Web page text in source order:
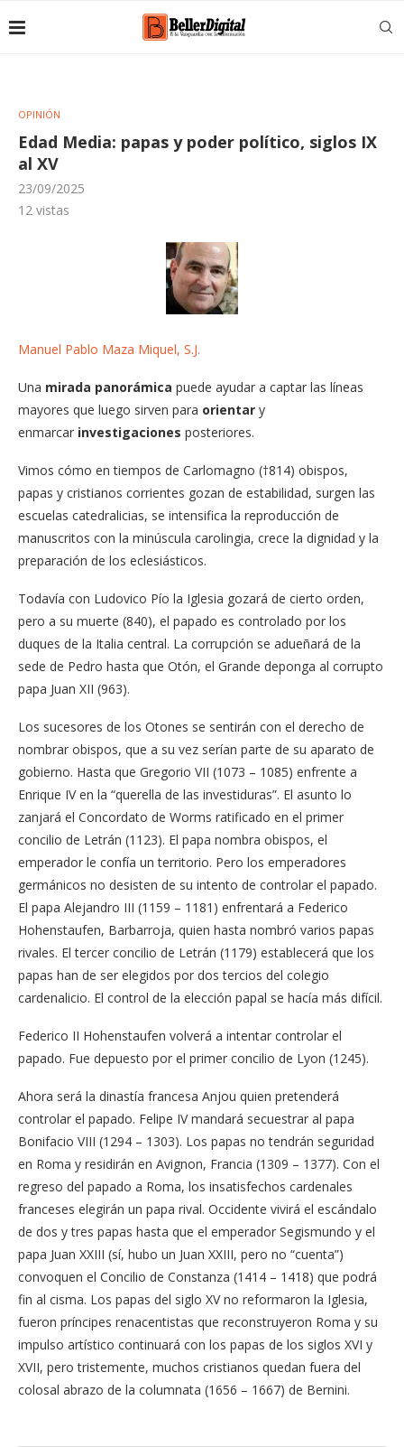
OPINIÓN
Edad Media: papas y poder político, siglos IX
al XV
23/09/2025
12 vistas
Manuel Pablo Maza Miquel, S.J.
Una mirada panorámica puede ayudar a captar las líneas
mayores que luego sirven para orientar y
enmarcar investigaciones posteriores.
Vimos cómo en tiempos de Carlomagno (†814) obispos,
papas y cristianos corrientes gozan de estabilidad, surgen las
escuelas catedralicias, se intensifica la reproducción de
manuscritos con la minúscula carolingia, crece la dignidad y la
preparación de los eclesiásticos.
Todavía con Ludovico Pío la Iglesia gozará de cierto orden,
pero a su muerte (840), el papado es controlado por los
duques de la Italia central. La corrupción se adueñará de la
sede de Pedro hasta que Otón, el Grande deponga al corrupto
papa Juan XII (963).
Los sucesores de los Otones se sentirán con el derecho de
nombrar obispos, que a su vez serían parte de su aparato de
gobierno. Hasta que Gregorio VII (1073 – 1085) enfrente a
Enrique IV en la “querella de las investiduras”. El asunto lo
zanjará el Concordato de Worms ratificado en el primer
concilio de Letrán (1123). El papa nombra obispos, el
emperador le confía un territorio. Pero los emperadores
germánicos no desisten de su intento de controlar el papado.
El papa Alejandro III (1159 – 1181) enfrentará a Federico
Hohenstaufen, Barbarroja, quien hasta nombró varios papas
rivales. El tercer concilio de Letrán (1179) establecerá que los
papas han de ser elegidos por dos tercios del colegio
cardenalicio. El control de la elección papal se hacía más difícil.
Federico II Hohenstaufen volverá a intentar controlar el
papado. Fue depuesto por el primer concilio de Lyon (1245).
Ahora será la dinastía francesa Anjou quien pretenderá
controlar el papado. Felipe IV mandará secuestrar al papa
Bonifacio VIII (1294 – 1303). Los papas no tendrán seguridad
en Roma y residirán en Avignon, Francia (1309 – 1377). Con el
regreso del papado a Roma, los insatisfechos cardenales
franceses elegirán un papa rival. Occidente vivirá el escándalo
de dos y tres papas hasta que el emperador Segismundo y el
papa Juan XXIII (sí, hubo un Juan XXIII, pero no “cuenta”)
convoquen el Concilio de Constanza (1414 – 1418) que podrá
fin al cisma. Los papas del siglo XV no reformaron la Iglesia,
fueron príncipes renacentistas que reconstruyeron Roma y su
impulso artístico continuará con los papas de los siglos XVI y
XVII, pero tristemente, muchos cristianos quedan fuera del
colosal abrazo de la columnata (1656 – 1667) de Bernini.